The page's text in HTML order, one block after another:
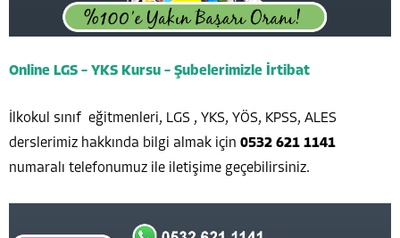
Online LGS – YKS Kursu – Şubelerimizle İrtibat
İlkokul sınıf eğitmenleri, LGS , YKS, YÖS, KPSS, ALES
derslerimiz hakkında bilgi almak için 0532 621 1141
numaralı telefonumuz ile iletişime geçebilirsiniz.